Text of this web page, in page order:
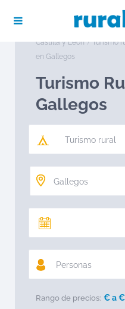
Turismo
Castilla y León
Turismo
en Gallegos
Turismo
Gallegos
Turismo rural
Personas
Rango de precios: € a€